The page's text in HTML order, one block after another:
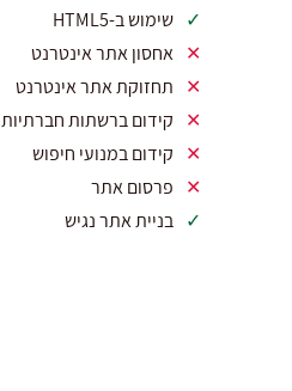
שימוש ב-HTML5
אחסון אתר אינטרנט
תחזוקת אתר אינטרנט
קידום ברשתות חברתיות
קידום במנועי חיפוש
פרסום אתר
בניית אתר נגיש